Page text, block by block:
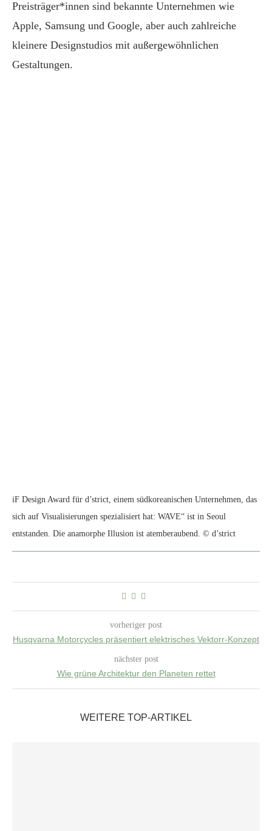
Preisträger*innen sind bekannte Unternehmen wie
Apple, Samsung und Google, aber auch zahlreiche
kleinere Designstudios mit außergewöhnlichen
Gestaltungen.
iF Design Award für d’strict, einem südkoreanischen Unternehmen, das
sich auf Visualisierungen spezialisiert hat: WAVE“ ist in Seoul
entstanden. Die anamorphe Illusion ist atemberaubend. © d’strict
vorheriger post
Husqvarna Motorcycles präsentiert elektrisches Vektorr-Konzept
nächster post
Wie grüne Architektur den Planeten rettet
WEITERE TOP-ARTIKEL